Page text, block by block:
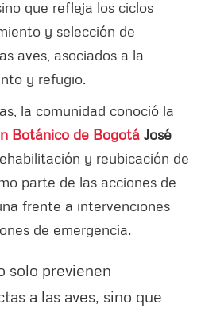
que refleja los ciclos
y selección de
aves, asociados a la
y refugio.
la comunidad conoció la
Botánico de Bogotá José
y reubicación de
parte de las acciones de
frente a intervenciones
de emergencia.
solo previenen
a las aves, sino que